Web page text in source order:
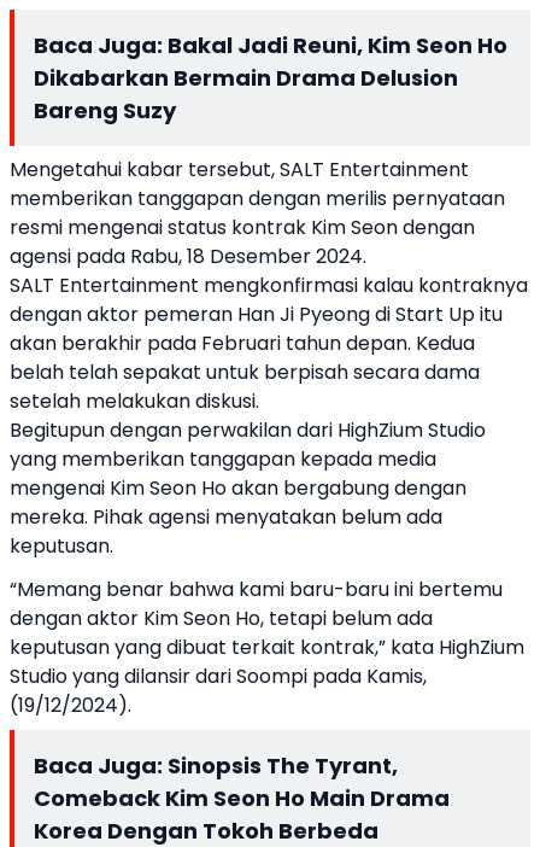
Baca Juga: Bakal Jadi Reuni, Kim Seon Ho
Dikabarkan Bermain Drama Delusion
Bareng Suzy
Mengetahui kabar tersebut, SALT Entertainment
memberikan tanggapan dengan merilis pernyataan
resmi mengenai status kontrak Kim Seon dengan
agensi pada Rabu, 18 Desember 2024.
SALT Entertainment mengkonfirmasi kalau kontraknya
dengan aktor pemeran Han Ji Pyeong di Start Up itu
akan berakhir pada Februari tahun depan. Kedua
belah telah sepakat untuk berpisah secara dama
setelah melakukan diskusi.
Begitupun dengan perwakilan dari HighZium Studio
yang memberikan tanggapan kepada media
mengenai Kim Seon Ho akan bergabung dengan
mereka. Pihak agensi menyatakan belum ada
keputusan.
“Memang benar bahwa kami baru-baru ini bertemu
dengan aktor Kim Seon Ho, tetapi belum ada
keputusan yang dibuat terkait kontrak,” kata HighZium
Studio yang dilansir dari Soompi pada Kamis,
(19/12/2024).
Baca Juga: Sinopsis The Tyrant,
Comeback Kim Seon Ho Main Drama
Korea Dengan Tokoh Berbeda